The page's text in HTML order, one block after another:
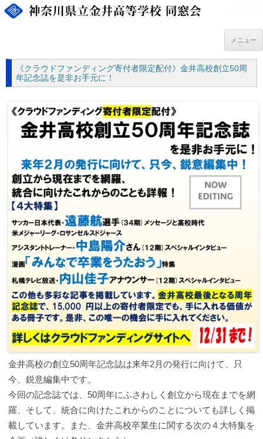
ン
キ
メニュー
《クラウドファンディング寄付者限定配付》金井高校創立50周
年記念誌を是非お手元に！
金井高校の創立50周年記念誌は来年2月の発行に向けて、只
今、鋭意編集中です。
今回の記念誌では、50周年にふさわしく創立から現在までを網
羅、そして、統合に向けたこれからのことについても詳しく掲
載しています。また、金井高校卒業生に関する次の４大特集を